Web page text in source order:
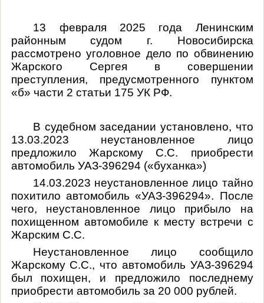
13 февраля 2025 года Ленинским
районным судом г. Новосибирска
рассмотрено уголовное дело по обвинению
Жарского Сергея в совершении
преступления, предусмотренного пунктом
«б» части 2 статьи 175 УК РФ.
В судебном заседании установлено, что
13.03.2023 неустановленное лицо
предложило Жарскому С.С. приобрести
автомобиль УАЗ-396294 («буханка»)
14.03.2023 неустановленное лицо тайно
похитило автомобиль «УАЗ-396294». После
чего, неустановленное лицо прибыло на
похищенном автомобиле к месту встречи с
Жарским С.С.
Неустановленное лицо сообщило
Жарскому С.С., что автомобиль УАЗ-396294
был похищен, и предложило последнему
приобрести автомобиль за 20 000 рублей.